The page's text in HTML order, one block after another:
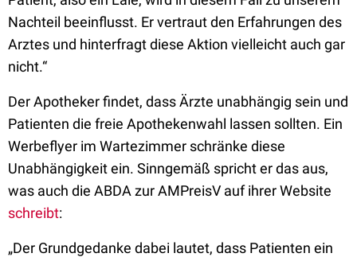
Nachteil beeinflusst. Er vertraut den Erfahrungen des
Arztes und hinterfragt diese Aktion vielleicht auch gar
nicht.“
Der Apotheker findet, dass Ärzte unabhängig sein und
Patienten die freie Apothekenwahl lassen sollten. Ein
Werbeflyer im Wartezimmer schränke diese
Unabhängigkeit ein. Sinngemäß spricht er das aus,
was auch die ABDA zur AMPreisV auf ihrer Website
schreibt:
„Der Grundgedanke dabei lautet, dass Patienten ein